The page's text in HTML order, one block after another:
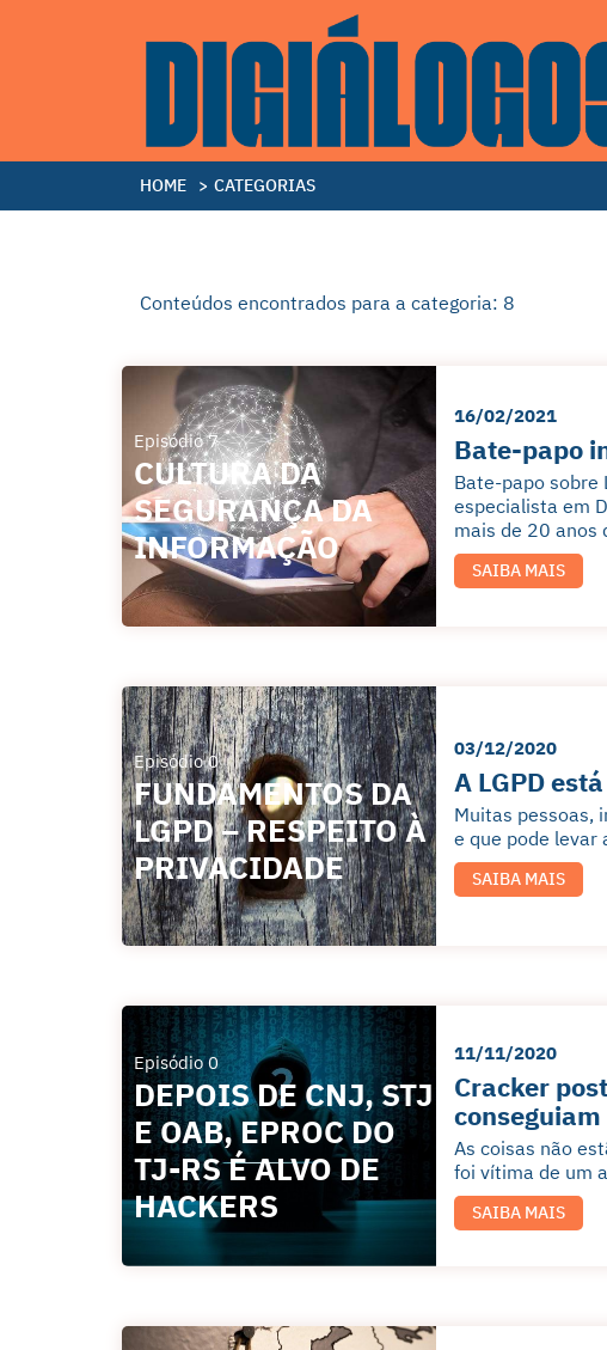
HOME > CATEGORIAS
Conteúdos encontrados para a categoria: 8
Episódio 7
CULTURA DA
SEGURANÇA DA
INFORMAÇÃO
16/02/2021
Bate-papo
Bate-papo sobre
especialista em
mais de 20 anos
SAIBA MAIS
Episódio 0
FUNDAMENTOS DA
LGPD – RESPEITO À
PRIVACIDADE
03/12/2020
A LGPD
Muitas pessoas,
e que pode levar
SAIBA MAIS
Episódio 0
DEPOIS DE CNJ, STJ
E OAB, EPROC DO
TJ-RS É ALVO DE
HACKERS
11/11/2020
Cracker
As coisas não
foi vítima de um
SAIBA MAIS